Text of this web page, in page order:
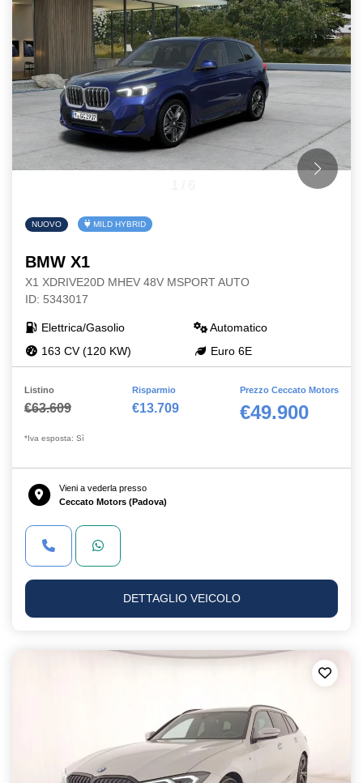
NUOVO MILD HYBRID
BMW X1
X1 XDRIVE20D MHEV 48V MSPORT AUTO
ID: 5343017
Elettrica/Gasolio
Automatico
163 CV (120 KW)
Euro 6E
Listino
€63.609
Risparmio
€13.709
Prezzo Ceccato Motors
€49.900
*Iva esposta: Sì
Vieni a vederla presso
Ceccato Motors (Padova)
DETTAGLIO VEICOLO